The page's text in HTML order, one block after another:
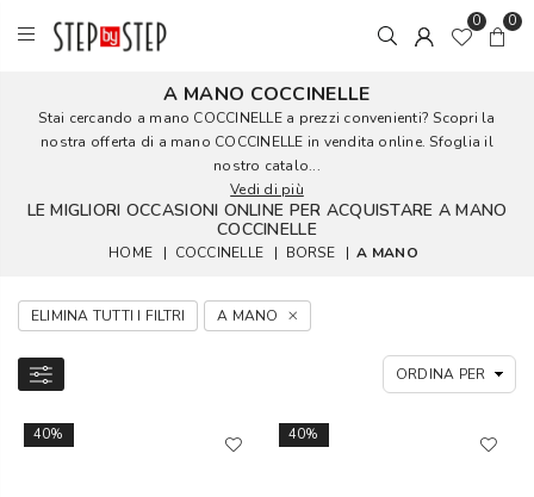
0 0
A MANO COCCINELLE
Stai cercando a mano COCCINELLE a prezzi convenienti? Scopri la
nostra offerta di a mano COCCINELLE in vendita online. Sfoglia il
nostro catalo...
Vedi di più
LE MIGLIORI OCCASIONI ONLINE PER ACQUISTARE A MANO
COCCINELLE
HOME | COCCINELLE | BORSE | A MANO
ELIMINA TUTTI I FILTRI A MANO
40% 40%